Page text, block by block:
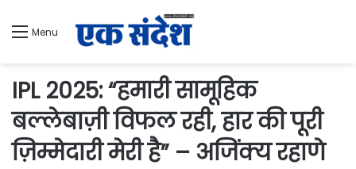
Menu
IPL 2025: “हमारी सामूहिक
बल्लेबाज़ी विफल रही, हार की पूरी
ज़िम्मेदारी मेरी है” – अजिंक्य रहाणे